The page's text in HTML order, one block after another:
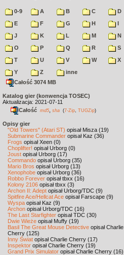
0-9 A B C
D
E
F G H
I
J
K L M
N
O
P Q R
S
T
U V W
X
Y
Z
inne
Całość 3074 MB
Katalog gier (konwencja TOSEC)
Aktualizacja: 2021-07-11
Całość md5 sha (7-Zip TUGZip)
Opisy gier
"Old Towers" (Atari ST) opisał Misza (19)
Submarine Commander opisał Kaz (36)
Frogs opisał Xeen (0)
Choplifter! opisał Urborg (0)
Joust opisał Urborg (17)
Commando opisał Urborg (35)
Mario Bros opisał Urborg (13)
Xenophobe opisał Urborg (36)
Robbo Forever opisał tbxx (16)
Kolony 2106 opisał tbxx (3)
Archon II: Adept opisał Urborg/TDC (9)
Spitfire Ace/Hellcat Ace opisał Farscape (9)
Wyspa opisał Kaz (9)
Archon opisał Urborg/TDC (16)
The Last Starfighter opisał TDC (30)
Dwie Wieże opisał Muffy (19)
Basil The Great Mouse Detective opisał Charlie
Cherry (125)
Inny Świat opisał Charlie Cherry (17)
Inspektor opisał Charlie Cherry (19)
Grand Prix Simulator opisał Charlie Cherry (16)